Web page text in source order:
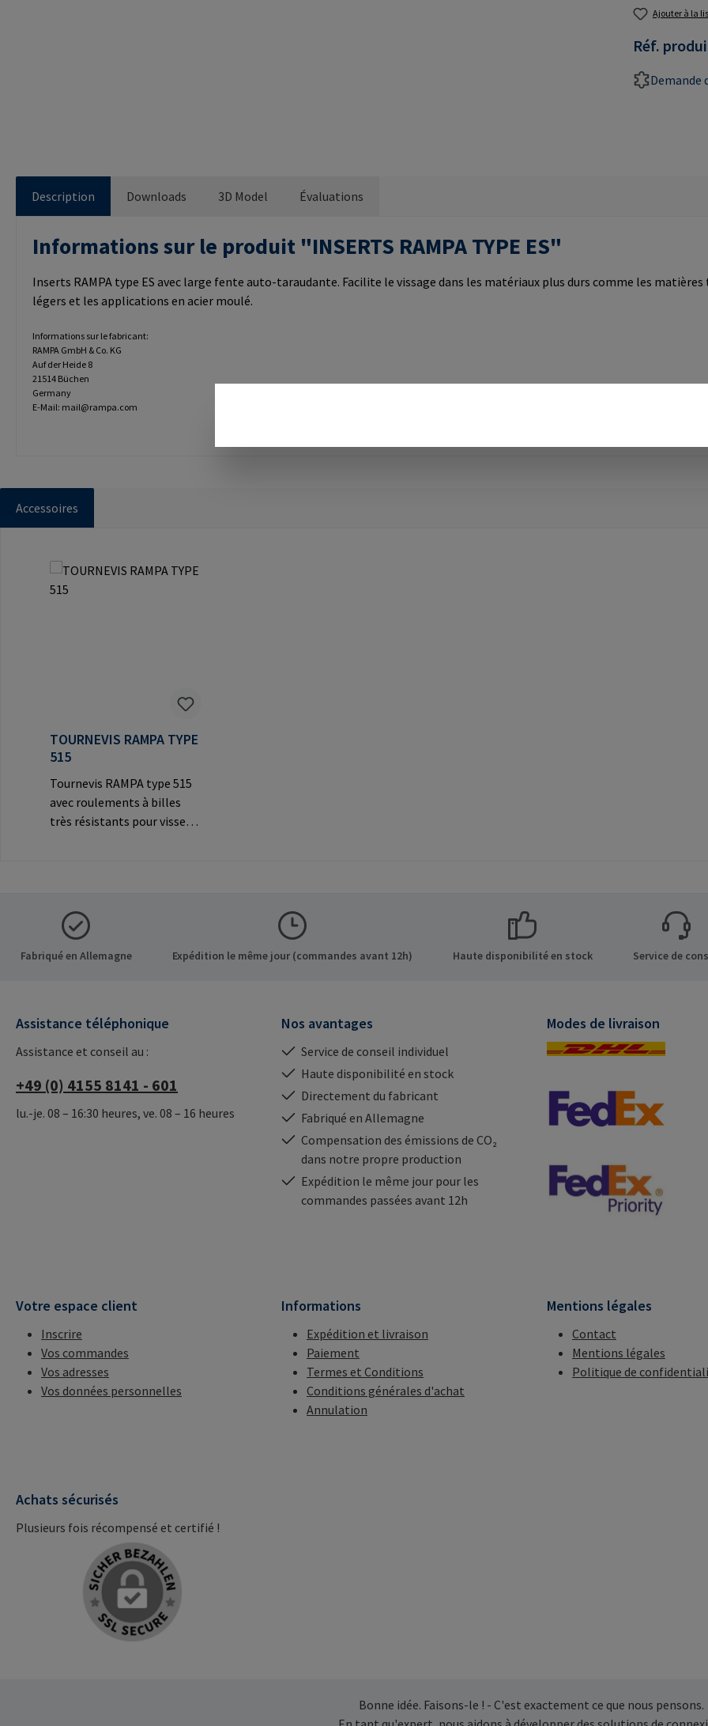
Ajouter à la
Réf.
Description Downloads 3D Model Évaluations
Informations sur le produit "INSERTS RAMPA TYPE ES"
Inserts RAMPA type ES avec large fente auto-taraudante. Facilite le vissage dans les matériaux plus durs comme les
légers et les applications en acier moulé.
Informations sur le fabricant:
RAMPA GmbH & Co. KG
Auf der Heide 8
21514 Büchen
Germany
E-Mail: mail@rampa.com
Accessoires
TOURNEVIS RAMPA TYPE
515
Tournevis RAMPA type 515
avec roulements à billes
très résistants pour visser
RAMPA.Informations sur le
fabricant: RAMPA GmbH &
Co. KG Auf der Heide 8 21514
Fabriqué en Allemagne Expédition le même jour (commandes avant 12h) Haute disponibilité en stock Service de
Assistance téléphonique
Assistance et conseil au :
+49 (0) 4155 8141 - 601
lu.-je. 08 – 16:30 heures, ve. 08 – 16 heures
Nos avantages
Service de conseil individuel
Haute disponibilité en stock
Directement du fabricant
Fabriqué en Allemagne
Compensation des émissions de CO₂
dans notre propre production
Expédition le même jour pour les
commandes passées avant 12h
Modes de livraison
Votre espace client
Inscrire
Vos commandes
Vos adresses
Vos données personnelles
Informations
Expédition et livraison
Paiement
Termes et Conditions
Conditions générales d'achat
Annulation
Mentions légales
Contact
Mentions légales
Politique de
Achats sécurisés
Plusieurs fois récompensé et certifié !
Bonne idée. Faisons-le ! - C'est exactement ce que nous pensons.